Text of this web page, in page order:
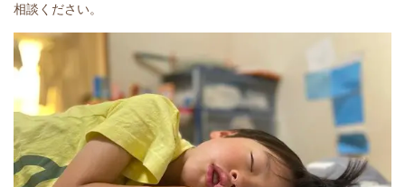
相談ください。